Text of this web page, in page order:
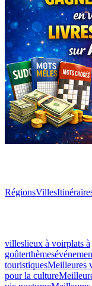
RégionsVilles
villeslieux à voirplats à
goûterthèmes
touristiquesMeilleures
pour la culture